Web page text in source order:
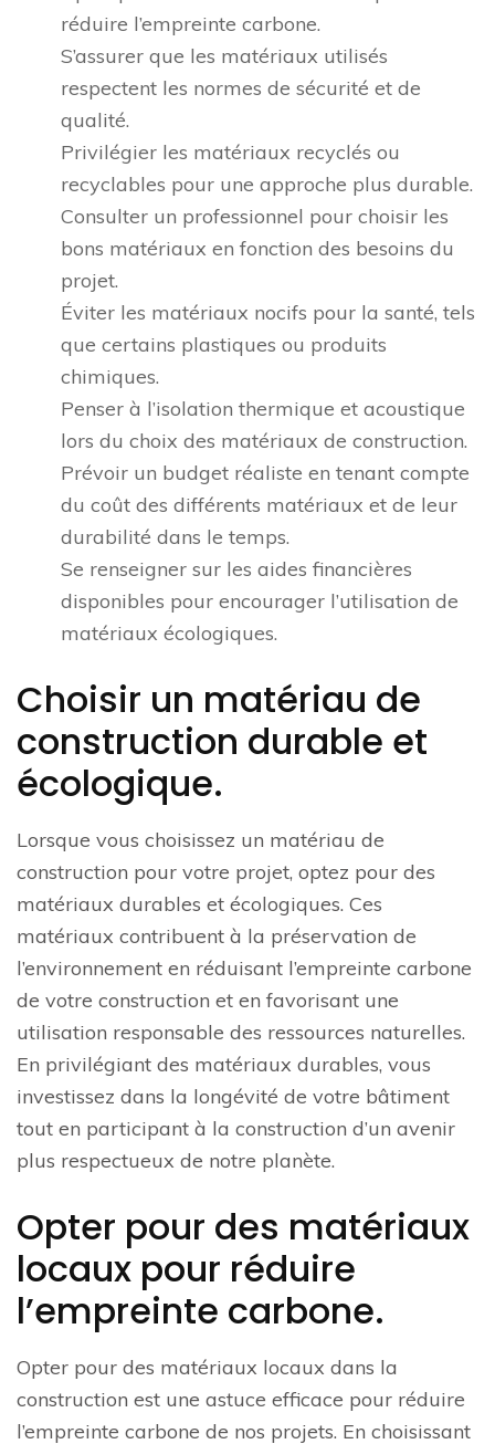
réduire l’empreinte carbone.
S’assurer que les matériaux utilisés
respectent les normes de sécurité et de
qualité.
Privilégier les matériaux recyclés ou
recyclables pour une approche plus durable.
Consulter un professionnel pour choisir les
bons matériaux en fonction des besoins du
projet.
Éviter les matériaux nocifs pour la santé, tels
que certains plastiques ou produits
chimiques.
Penser à l’isolation thermique et acoustique
lors du choix des matériaux de construction.
Prévoir un budget réaliste en tenant compte
du coût des différents matériaux et de leur
durabilité dans le temps.
Se renseigner sur les aides financières
disponibles pour encourager l’utilisation de
matériaux écologiques.
Choisir un matériau de
construction durable et
écologique.
Lorsque vous choisissez un matériau de
construction pour votre projet, optez pour des
matériaux durables et écologiques. Ces
matériaux contribuent à la préservation de
l’environnement en réduisant l’empreinte carbone
de votre construction et en favorisant une
utilisation responsable des ressources naturelles.
En privilégiant des matériaux durables, vous
investissez dans la longévité de votre bâtiment
tout en participant à la construction d’un avenir
plus respectueux de notre planète.
Opter pour des matériaux
locaux pour réduire
l’empreinte carbone.
Opter pour des matériaux locaux dans la
construction est une astuce efficace pour réduire
l’empreinte carbone de nos projets. En choisissant